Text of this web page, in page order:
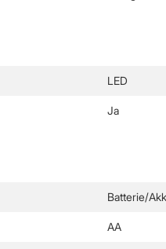
LED
Ja
Batterie/
AA